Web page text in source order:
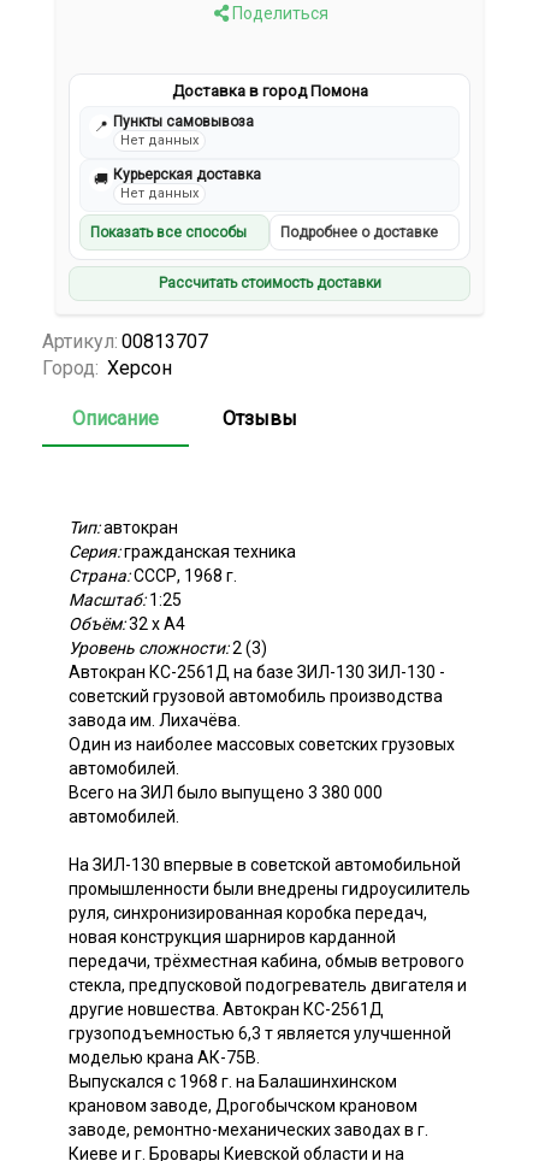
Поделиться
Доставка в город Помона
📍 Пункты самовывоза
Нет данных
🚚 Курьерская доставка
Нет данных
Показать все способы Подробнее о доставке
Рассчитать стоимость доставки
Артикул: 00813707
Город: Херсон
Описание Отзывы
Тип:автокран
Серия:гражданская техника
Страна:СССР, 1968 г.
Масштаб:1:25
Объём:32 х А4
Уровень сложности:2 (3)
Автокран КС-2561Д на базе ЗИЛ-130 ЗИЛ-130 -
советский грузовой автомобиль производства
завода им. Лихачёва.
Один из наиболее массовых советских грузовых
автомобилей.
Всего на ЗИЛ было выпущено 3 380 000
автомобилей.
На ЗИЛ-130 впервые в советской автомобильной
промышленности были внедрены гидроусилитель
руля, синхронизированная коробка передач,
новая конструкция шарниров карданной
передачи, трёхместная кабина, обмыв ветрового
стекла, предпусковой подогреватель двигателя и
другие новшества. Автокран КС-2561Д
грузоподъемностью 6,3 т является улучшенной
моделью крана АК-75В.
Выпускался с 1968 г. на Балашинхинском
крановом заводе, Дрогобычском крановом
заводе, ремонтно-механических заводах в г.
Киеве и г. Бровары Киевской области и на